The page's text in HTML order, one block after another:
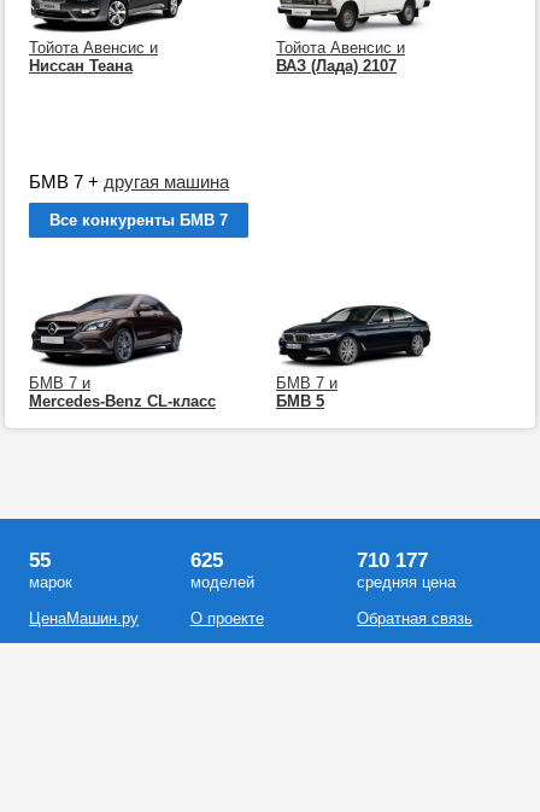
Тойота Авенсис и
Ниссан Теана
Тойота Авенсис и
ВАЗ (Лада) 2107
БМВ 7 + другая машина
Все конкуренты БМВ 7
БМВ 7 и
Mercedes-Benz CL-класс
БМВ 7 и
БМВ 5
55
марок
ЦенаМашин.ру
625
моделей
О проекте
710 177
средняя цена
Обратная связь